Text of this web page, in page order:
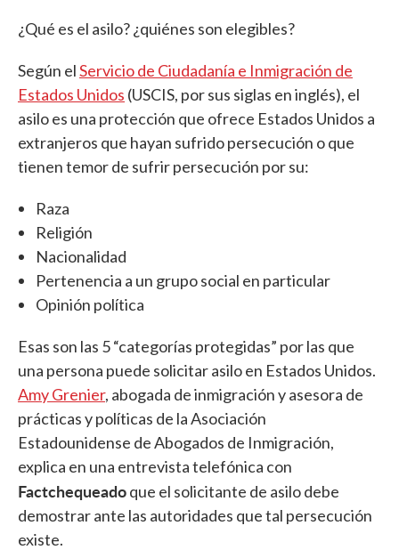
¿Qué es el asilo? ¿quiénes son elegibles?
Según elServicio de Ciudadanía e Inmigración de
Estados Unidos (USCIS, por sus siglas en inglés), el
asilo es una protección que ofrece Estados Unidos a
extranjeros que hayan sufrido persecución o que
tienen temor de sufrir persecución por su:
Raza
Religión
Nacionalidad
Pertenencia a un grupo social en particular
Opinión política
Esas son las 5 “categorías protegidas” por las que
una persona puede solicitar asilo en Estados Unidos.
Amy Grenier, abogada de inmigración y asesora de
prácticas y políticas de la Asociación
Estadounidense de Abogados de Inmigración,
explica en una entrevista telefónica con
Factchequeadoque el solicitante de asilo debe
demostrar ante las autoridades que tal persecución
existe.